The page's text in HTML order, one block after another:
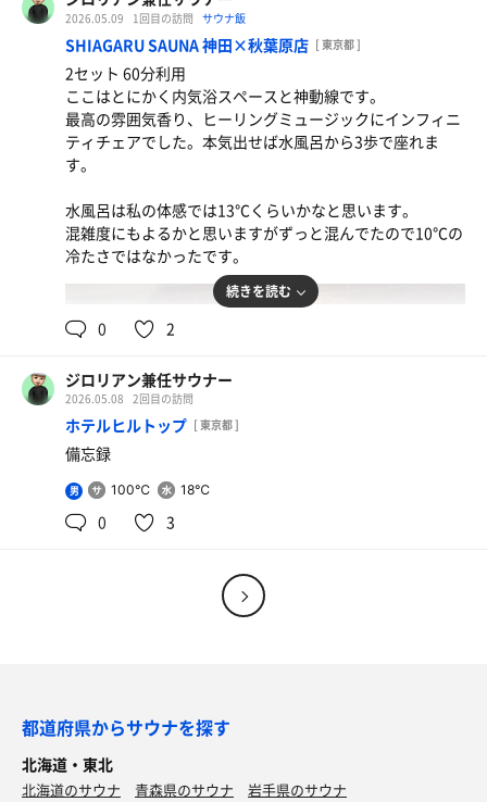
2026.05.09 1回目の訪問 サウナ飯
SHIAGARU SAUNA 神田×秋葉原店 [ 東京都 ]
2セット 60分利用
ここはとにかく内気浴スペースと神動線です。
最高の雰囲気香り、ヒーリングミュージックにインフィニ
ティチェアでした。本気出せば水風呂から3歩で座れま
す。
水風呂は私の体感では13℃くらいかなと思います。
混雑度にもよるかと思いますがずっと混んでたので10℃の
冷たさではなかったです。
続きを読む
0 2
ジロリアン兼任サウナー
2026.05.08 2回目の訪問
ホテルヒルトップ [ 東京都 ]
備忘録
男 100℃ 18℃
0 3
都道府県からサウナを探す
北海道・東北
北海道のサウナ 青森県のサウナ
岩手県のサウナ